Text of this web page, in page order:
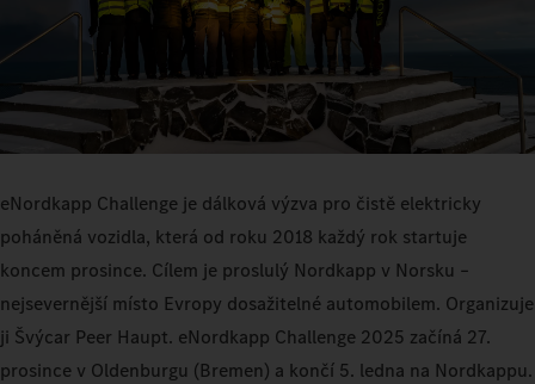
eNordkapp Challenge je dálková výzva pro čistě elektricky
poháněná vozidla, která od roku 2018 každý rok startuje
koncem prosince. Cílem je proslulý Nordkapp v Norsku –
nejsevernější místo Evropy dosažitelné automobilem. Organizuje
ji Švýcar Peer Haupt. eNordkapp Challenge 2025 začíná 27.
prosince v Oldenburgu (Bremen) a končí 5. ledna na Nordkappu.